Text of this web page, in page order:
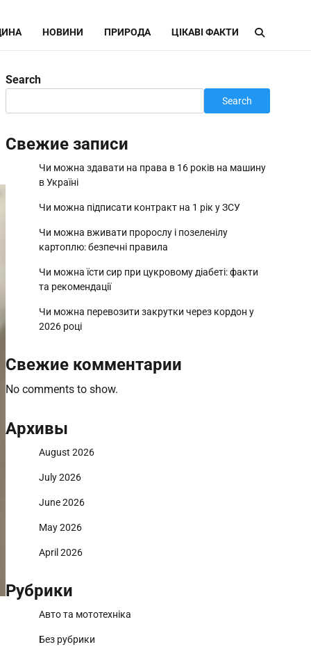
НОВИНИ ПРИРОДА ЦІКАВІ ФАКТИ
Search
Search
Свежие записи
Чи можна здавати на права в 16 років на машину
в Україні
Чи можна підписати контракт на 1 рік у ЗСУ
Чи можна вживати пророслу і позеленілу
картоплю: безпечні правила
Чи можна їсти сир при цукровому діабеті: факти
та рекомендації
Чи можна перевозити закрутки через кордон у
2026 році
Свежие комментарии
No comments to show.
Архивы
August 2026
July 2026
June 2026
May 2026
April 2026
Рубрики
Авто та мототехніка
Без рубрики